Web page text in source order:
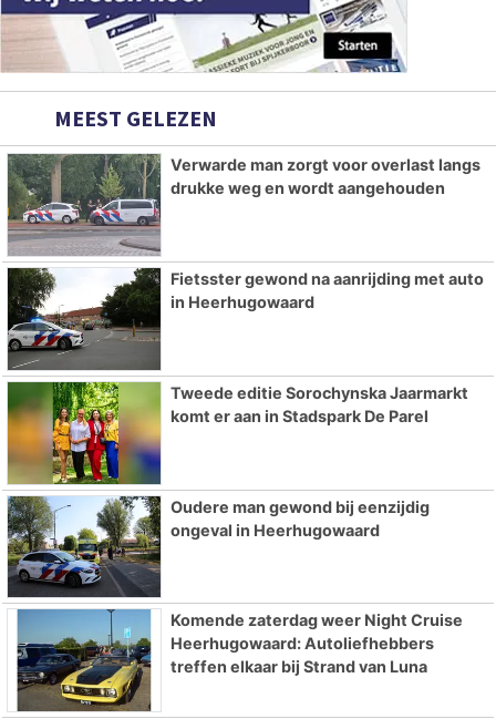
MEEST GELEZEN
Verwarde man zorgt voor overlast langs
drukke weg en wordt aangehouden
Fietsster gewond na aanrijding met auto
in Heerhugowaard
Tweede editie Sorochynska Jaarmarkt
komt er aan in Stadspark De Parel
Oudere man gewond bij eenzijdig
ongeval in Heerhugowaard
Komende zaterdag weer Night Cruise
Heerhugowaard: Autoliefhebbers
treffen elkaar bij Strand van Luna